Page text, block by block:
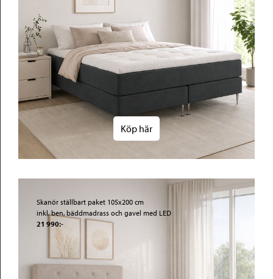
Köp här
Skanör ställbart paket 105x200 cm
inkl. ben, bäddmadrass och gavel med LED
21 990:-